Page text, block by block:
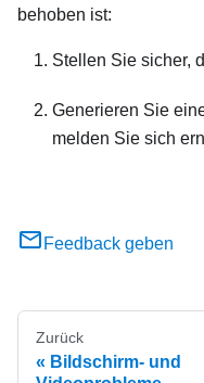
behoben ist:
Stellen Sie sicher,
Generieren Sie
melden Sie sich
Feedback geben
Zurück
Bildschirm‑ und